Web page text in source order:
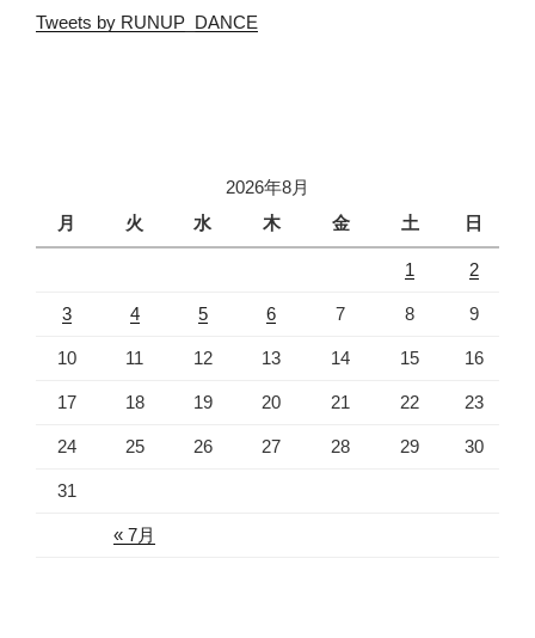
Tweets by RUNUP_DANCE
2026年8月
月
火 水 木 金 土 日
« 7月
1 2
3 4 5 6 7 8 9
10 11 12 13 14 15 16
17 18 19 20 21 22 23
24 25 26 27 28 29 30
31